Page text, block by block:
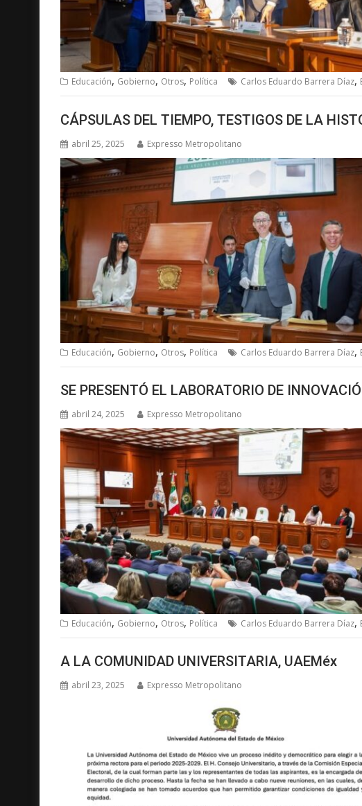
Educación, Gobierno, Otros, Política Carlos Eduardo Barrera Díaz,
CÁPSULAS DEL TIEMPO, TESTIGOS DE LA
abril 25, 2025 Expresso Metropolitano
Educación, Gobierno, Otros, Política Carlos Eduardo Barrera Díaz,
SE PRESENTÓ EL LABORATORIO DE
abril 24, 2025 Expresso Metropolitano
Educación, Gobierno, Otros, Política Carlos Eduardo Barrera Díaz,
A LA COMUNIDAD UNIVERSITARIA, UAEMéx
abril 23, 2025 Expresso Metropolitano